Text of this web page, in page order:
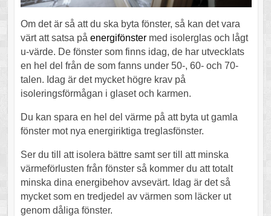
Om det är så att du ska byta fönster, så kan det vara
värt att satsa på energifönster med isolerglas och lågt
u-värde. De fönster som finns idag, de har utvecklats
en hel del från de som fanns under 50-, 60- och 70-
talen. Idag är det mycket högre krav på
isoleringsförmågan i glaset och karmen.
Du kan spara en hel del värme på att byta ut gamla
fönster mot nya energiriktiga treglasfönster.
Ser du till att isolera bättre samt ser till att minska
värmeförlusten från fönster så kommer du att totalt
minska dina energibehov avsevärt. Idag är det så
mycket som en tredjedel av värmen som läcker ut
genom dåliga fönster.